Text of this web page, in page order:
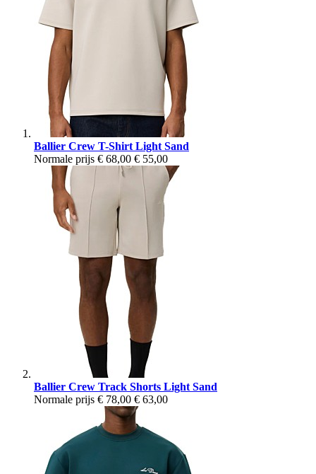
Ballier Crew T-Shirt Light Sand
Normale prijs € 68,00 € 55,00
Ballier Crew Track Shorts Light Sand
Normale prijs € 78,00 € 63,00